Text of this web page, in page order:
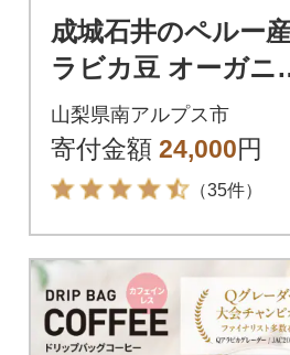
成城石井のペルー
ラビカ豆 オーガニ
クアイスコーヒー無
糖 1000ml×12本
山梨県南アルプス市
寄付金額 24,000円
（35件）